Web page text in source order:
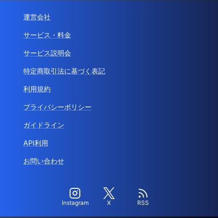
運営会社
サービス・料金
サービス説明会
特定商取引法に基づく表記
利用規約
プライバシーポリシー
ガイドライン
API利用
お問い合わせ
Instagram X RSS